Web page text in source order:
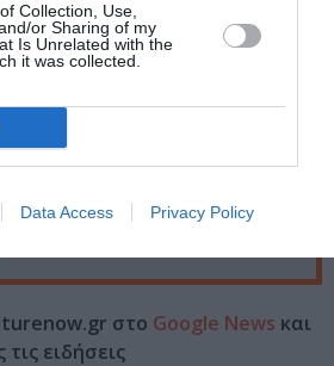
Collection, Use,
or Sharing of my
Is Unrelated with the
it was collected.
Data Access Privacy Policy
11/10/2025
12/10/2025
01/11/2025
(δείτε το αναλυτικό πρόγραμμα)
Κρατήσεις:
στο Google News και
ειδήσεις